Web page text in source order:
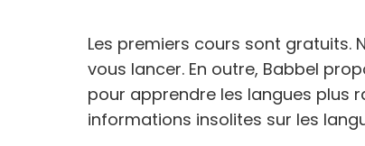
Les premiers cours sont gratuits.
vous lancer. En outre, Babbel
pour apprendre les langues plus
informations insolites sur les